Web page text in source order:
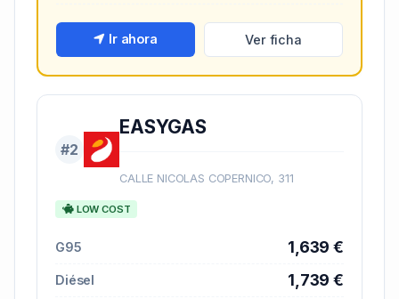
Ir ahora Ver ficha
#2
EASYGAS
CALLE NICOLAS COPERNICO, 311
LOW COST
G95 1,639 €
Diésel 1,739 €